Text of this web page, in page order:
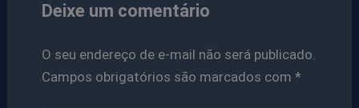
Deixe um comentário
O seu endereço de e-mail não será publicado.
Campos obrigatórios são marcados com *